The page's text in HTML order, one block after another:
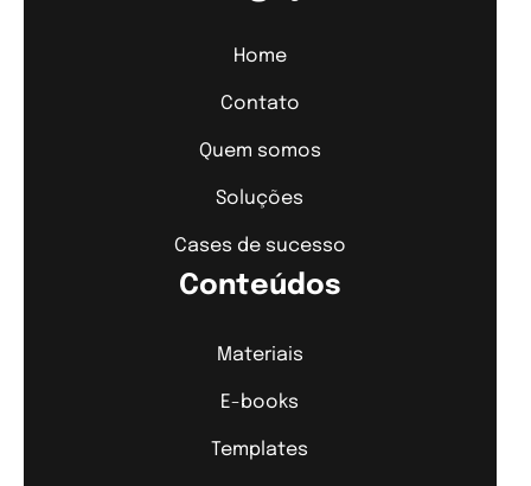
Home
Contato
Quem somos
Soluções
Cases de sucesso
Conteúdos
Materiais
E-books
Templates